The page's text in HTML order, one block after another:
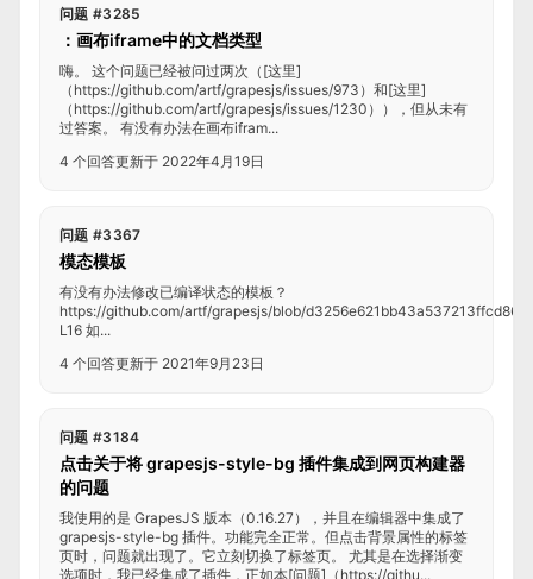
问题 #3285
：画布iframe中的文档类型
嗨。 这个问题已经被问过两次（[这里]
（https://github.com/artf/grapesjs/issues/973）和[这里]
（https://github.com/artf/grapesjs/issues/1230）），但从未有
过答案。 有没有办法在画布ifram...
4 个回答更新于 2022年4月19日
问题 #3367
模态模板
有没有办法修改已编译状态的模板？
https://github.com/artf/grapesjs/blob/
L16 如...
4 个回答更新于 2021年9月23日
问题 #3184
点击关于将 grapesjs-style-bg 插件集成到网页构建器
的问题
我使用的是 GrapesJS 版本（0.16.27），并且在编辑器中集成了
grapesjs-style-bg 插件。功能完全正常。但点击背景属性的标签
页时，问题就出现了。它立刻切换了标签页。 尤其是在选择渐变
选项时，我已经集成了插件，正如本[问题]（https://githu...